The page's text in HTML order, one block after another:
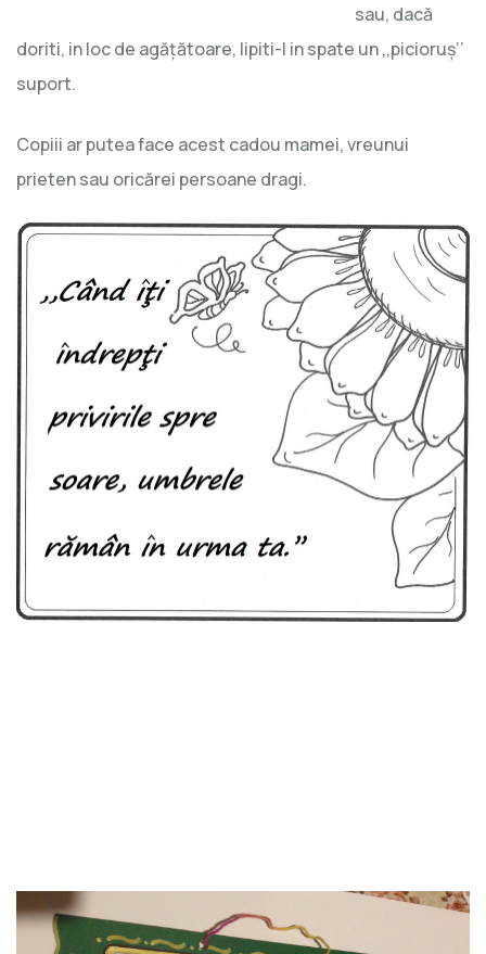
sau, dacă
doriti, in loc de agăţătoare, lipiti-I in spate un ,,picioruş’’
suport.
Copiii ar putea face acest cadou mamei, vreunui
prieten sau oricărei persoane dragi.